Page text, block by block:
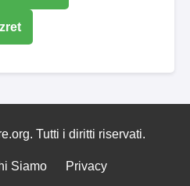
Tutti i diritti riservati.
Siamo Privacy